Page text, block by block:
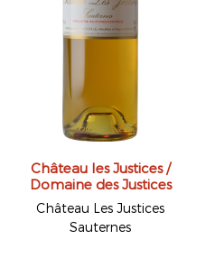
Château les Justices /
Domaine des Justices
Château Les Justices
Sauternes